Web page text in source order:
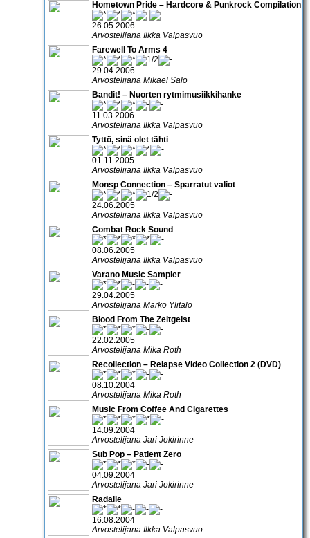
Hometown Pride – Hardcore & Punkrock Compilation
26.05.2006
Arvostelijana Ilkka Valpasvuo
Farewell To Arms 4
29.04.2006
Arvostelijana Mikael Salo
Bandit! – Nuorten rytmimusiikkihanke
11.03.2006
Arvostelijana Ilkka Valpasvuo
Tyttö, sinä olet tähti
01.11.2005
Arvostelijana Ilkka Valpasvuo
Monsp Connection – Sparratut valiot
24.06.2005
Arvostelijana Ilkka Valpasvuo
Combat Rock Sound
08.06.2005
Arvostelijana Ilkka Valpasvuo
Varano Music Sampler
29.04.2005
Arvostelijana Marko Ylitalo
Blood From The Zeitgeist
22.02.2005
Arvostelijana Mika Roth
Recollection – Relapse Video Collection 2 (DVD)
08.10.2004
Arvostelijana Mika Roth
Music From Coffee And Cigarettes
14.09.2004
Arvostelijana Jari Jokirinne
Sub Pop – Patient Zero
04.09.2004
Arvostelijana Jari Jokirinne
Radalle
16.08.2004
Arvostelijana Ilkka Valpasvuo